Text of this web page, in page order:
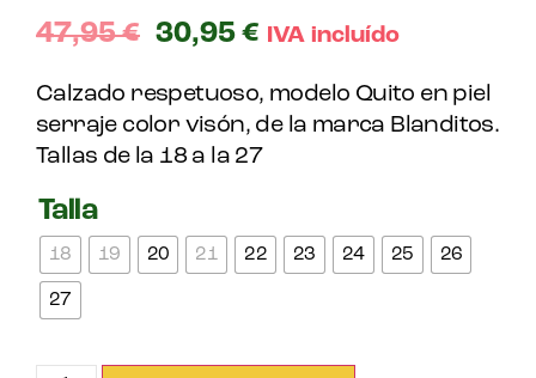
47,95€ 30,95 € IVA incluído
Calzado respetuoso, modelo Quito en piel
serraje color visón, de la marca Blanditos.
Tallas de la 18 a la 27
Talla
18 19 20 21 22 23 24 25 26
27